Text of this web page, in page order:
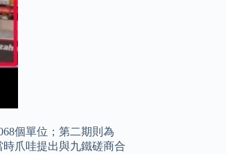
個單位；第二期則為
時爪哇提出與九鐵磋商合